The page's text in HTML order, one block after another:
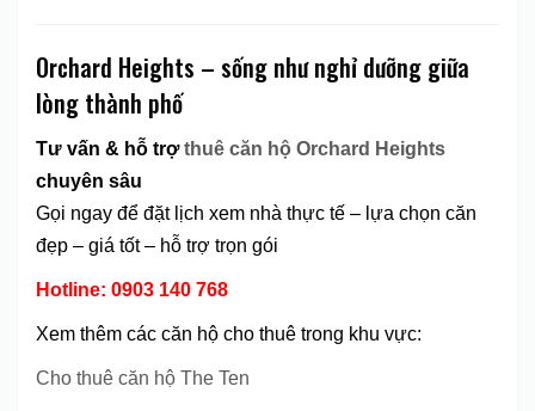
Orchard Heights – sống như nghỉ dưỡng giữa
lòng thành phố
Tư vấn & hỗ trợthuê căn hộ Orchard Heights
chuyên sâu
Gọi ngay để đặt lịch xem nhà thực tế – lựa chọn căn
đẹp – giá tốt – hỗ trợ trọn gói
Hotline: 0903 140 768
Xem thêm các căn hộ cho thuê trong khu vực:
Cho thuê căn hộ The Ten